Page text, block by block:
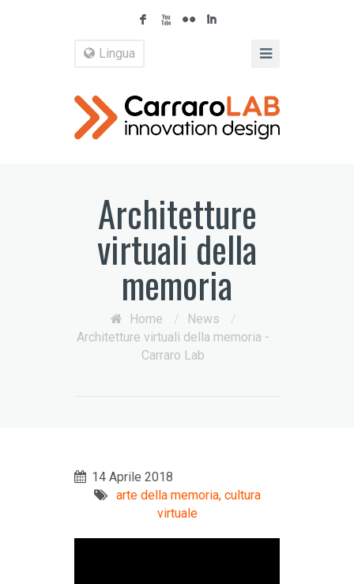
F X N I
Lingua
Architetture
virtuali della
memoria
Home / News
/
Architetture virtuali della memoria -
Carraro Lab
14 Aprile 2018
arte della memoria, cultura
virtuale